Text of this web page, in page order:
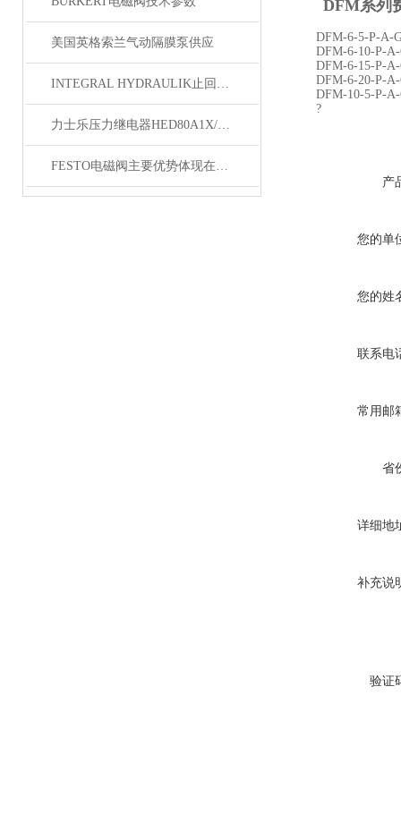
美国英格索兰气动隔膜泵供应
INTEGRAL HYDRAULIK止回阀原产地采购
力士乐压力继电器HED80A1X/350K14结构
FESTO电磁阀主要优势体现在哪里？
DFM系列
DFM-6-5-P-A-
DFM-6-10-P-A-
DFM-6-15-P-A-
DFM-6-20-P-A-
DFM-10-5-P-A-
?
产
您的单
您的姓
联系电
常用邮
省
详细地
补充说
验证